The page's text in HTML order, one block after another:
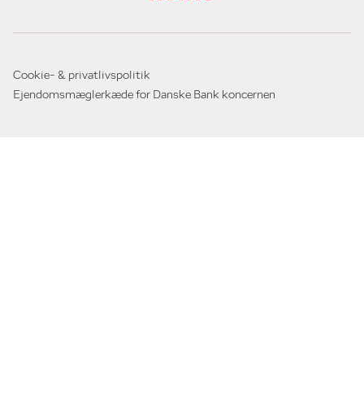
Cookie- & privatlivspolitik
Ejendomsmæglerkæde for Danske Bank koncernen